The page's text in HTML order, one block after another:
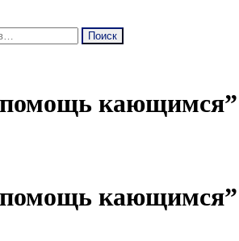
кающимся”
кающимся”